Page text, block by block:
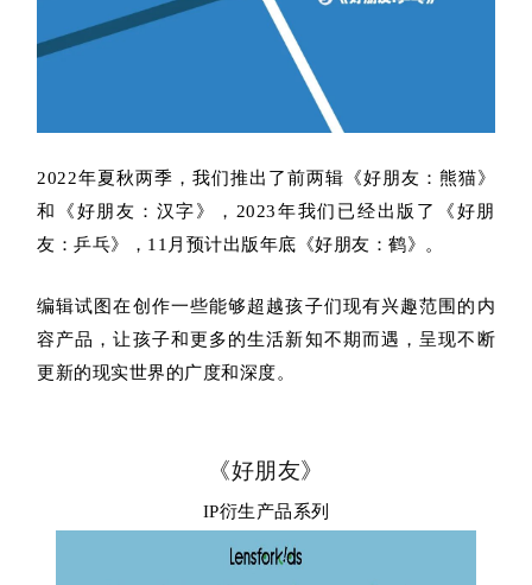
2022年夏秋两季，我们推出了前两辑《好朋友：熊猫》
和《好朋友：汉字》，2023年我们已经出版了《好朋
友：乒乓》，11月预计出版年底《好朋友：鹤》。
编辑试图在创作一些能够超越孩子们现有兴趣范围的内
容产品，让孩子和更多的生活新知不期而遇，呈现不断
更新的现实世界的广度和深度。
《好朋友》
IP衍生产品系列